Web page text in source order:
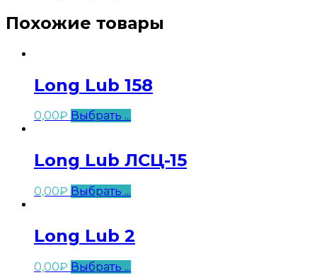
Похожие товары
Long Lub 158
0,00₽ Выбрать ...
Long Lub ЛСЦ-15
0,00₽ Выбрать ...
Long Lub 2
0,00₽ Выбрать ...